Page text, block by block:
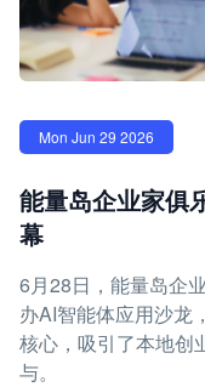
Mon Jun 29 2026
能量岛企业家俱
幕
6月28日，能量岛企
办AI智能体应用沙龙
核心，吸引了本地创
与。